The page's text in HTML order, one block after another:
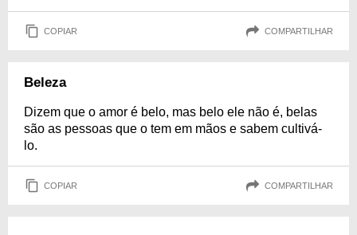
COPIAR COMPARTILHAR
Beleza
Dizem que o amor é belo, mas belo ele não é, belas
são as pessoas que o tem em mãos e sabem cultivá-
lo.
COPIAR COMPARTILHAR